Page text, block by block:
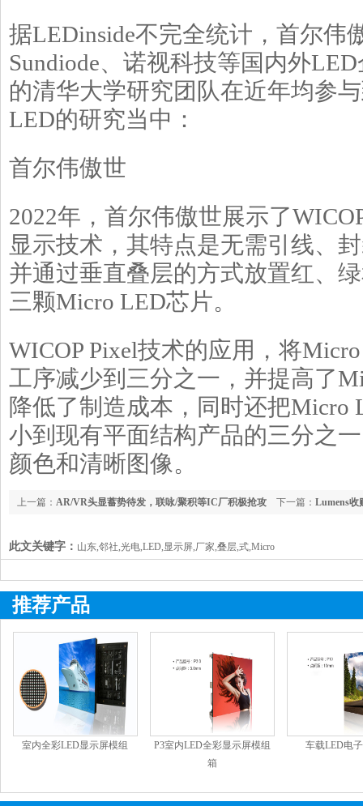
据LEDinside不完全统计，首尔伟
Sundiode、诺视科技等国内外
的清华大学研究团队在近年均参
LED的研究当中：
首尔伟傲世
2022年，首尔伟傲世展示了
显示技术，其特点是无需引线、
并通过垂直叠层的方式放置红、
三颗Micro LED芯片。
WICOP Pixel技术的应用，将
工序减少到三分之一，并提高了
降低了制造成本，同时还把Micro
小到现有平面结构产品的三分之
颜色和清晰图像。
下一篇： Lumens收
上一篇： AR/VR头显蓄势待发，联咏/聚积等IC厂积极抢攻
此文关键字： 山东,邻社,光电,LED,显示屏,厂家,叠层,式,Micro
推荐产品
室内全彩LED显示屏模组
P3室内LED全彩显示屏模组
箱
车载LED电